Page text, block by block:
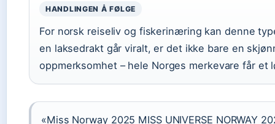
HANDLINGEN Å FØLGE
For norsk reiseliv og fiskerinæring kan denne
en laksedrakt går viralt, er det ikke bare en
oppmerksomhet – hele Norges merkevare får et
«Miss Norway 2025 MISS UNIVERSE NORWAY